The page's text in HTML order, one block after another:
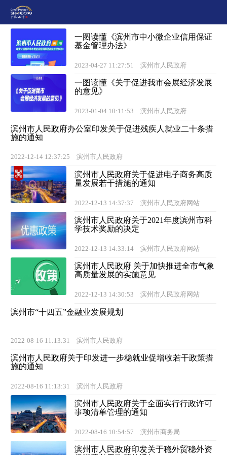
一图读懂《滨州市中小微企业信用保证
基金管理办法》
2023-04-27 11:27:51 滨州市人民政府
一图读懂《关于促进我市会展经济发展
的意见》
2023-01-04 10:11:53 滨州市人民政府
滨州市人民政府办公室印发关于促进残疾人就业二十条措
施的通知
2022-12-14 12:37:25 滨州市人民政府
滨州市人民政府关于促进电子商务高质
量发展若干措施的通知
2022-12-13 14:37:37 滨州市人民政府网站
滨州市人民政府关于2021年度滨州市科
学技术奖励的决定
2022-12-13 14:33:14 滨州市人民政府网站
滨州市人民政府 关于加快推进全市气象
高质量发展的实施意见
2022-12-13 14:30:53 滨州市人民政府网站
滨州市“十四五”金融业发展规划
2022-08-16 11:13:31 滨州市人民政府
滨州市人民政府关于印发进一步稳就业促增收若干政策措
施的通知
2022-08-16 11:13:31 滨州市人民政府
滨州市人民政府关于全面实行行政许可
事项清单管理的通知
2022-08-16 10:54:57 滨州市商务局
滨州市人民政府印发关于稳外贸稳外资